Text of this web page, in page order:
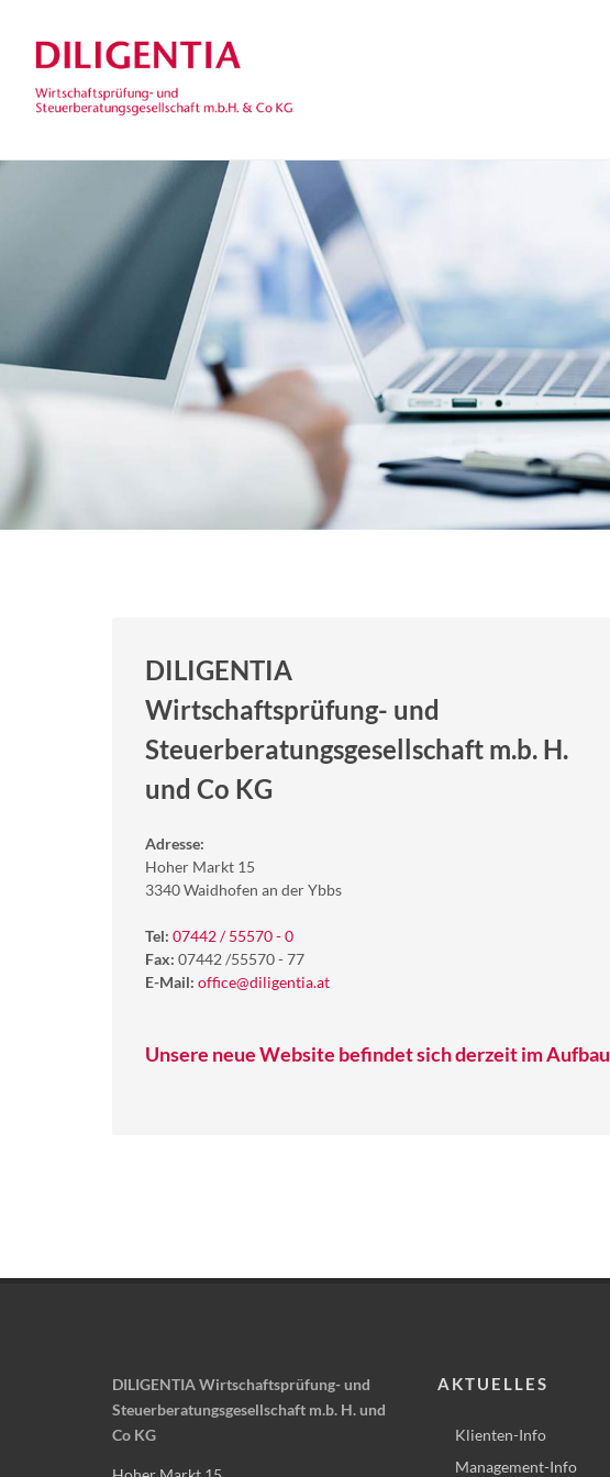
DILIGENTIA
Wirtschaftsprüfung- und
Steuerberatungsgesellschaft m.b. H.
und Co KG
Adresse:
Hoher Markt 15
3340 Waidhofen an der Ybbs
Tel: 07442 / 55570 - 0
Fax: 07442 /55570 - 77
E-Mail: office@diligentia.at
Unsere neue Website befindet sich derzeit im Aufbau
DILIGENTIA Wirtschaftsprüfung- und
Steuerberatungsgesellschaft m.b. H. und
Co KG
AKTUELLES
Klienten-Info
Management-Info